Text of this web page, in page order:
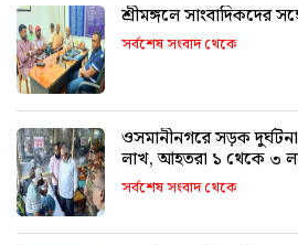
শ্রীমঙ্গলে সাংবাদিকদের
সর্বশেষ সংবাদ থেকে
ওসমানীনগরে সড়ক
লাখ, আহতরা ১ থেকে ৩
সর্বশেষ সংবাদ থেকে